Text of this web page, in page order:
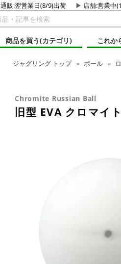
通販:翌営業日(8/9)出荷 店舗:営業中
商品を買う(カテゴリ)
これか
ジャグリング トップ ボール
Chromite Russian Ball
旧型 EVA クロマイ